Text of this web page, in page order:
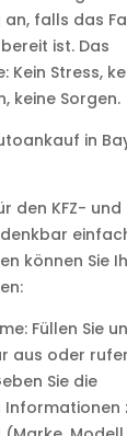
falls das
ist. Das
Kein Stress,
keine Sorgen.
in
den KFZ- und
können Sie
Füllen Sie
aus oder
Sie die